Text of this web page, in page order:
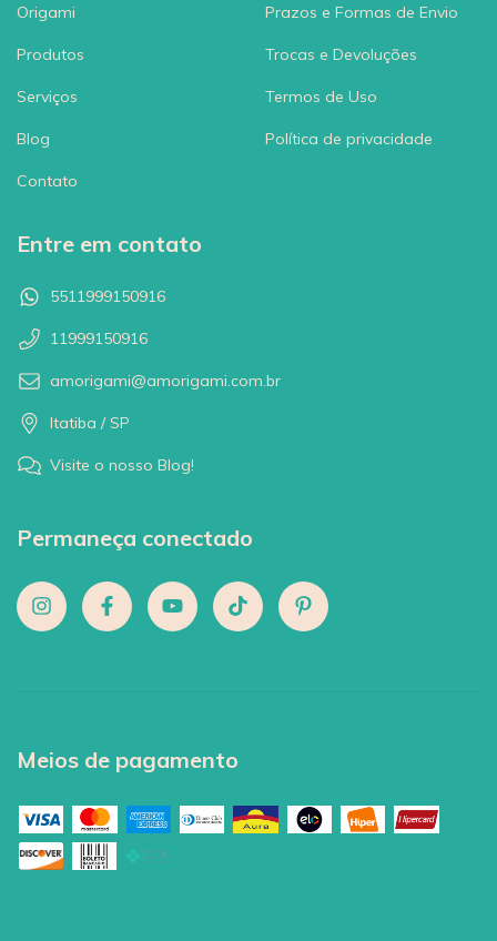
Origami
Produtos
Serviços
Blog
Contato
Prazos e Formas de Envio
Trocas e Devoluções
Termos de Uso
Política de privacidade
Entre em contato
5511999150916
11999150916
amorigami@amorigami.com.br
Itatiba / SP
Visite o nosso Blog!
Permaneça conectado
Meios de pagamento